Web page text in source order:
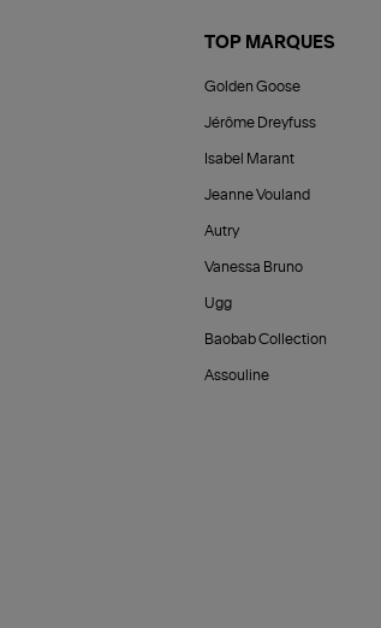
TOP MARQUES
Golden Goose
Jérôme Dreyfuss
Isabel Marant
Jeanne Vouland
Autry
Vanessa Bruno
Ugg
Baobab Collection
Assouline